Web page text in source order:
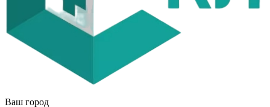
Ваш город